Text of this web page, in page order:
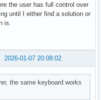
the user has full control over
until I either find a solution or
is.
2026-01-07 20:08:02
the same keyboard works